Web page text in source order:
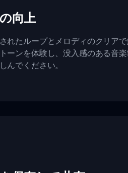
向上
れたループとメロディのクリア
ーンを体験し、没入感のある音
んでください。